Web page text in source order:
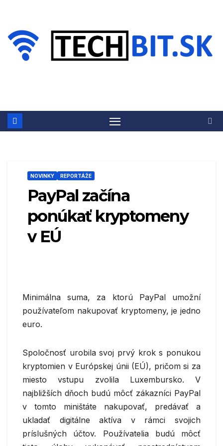
obsah
NOVINKY REPORTÁŽE
PayPal začína
ponúkať kryptomeny
v EÚ
Minimálna suma, za ktorú PayPal umožní
používateľom nakupovať kryptomeny, je jedno
euro.
Spoločnosť urobila svoj prvý krok s ponukou
kryptomien v Európskej únii (EÚ), pričom si za
miesto vstupu zvolila Luxembursko. V
najbližších dňoch budú môcť zákazníci PayPal
v tomto miništáte nakupovať, predávať a
ukladať digitálne aktíva v rámci svojich
príslušných účtov. Používatelia budú môcť